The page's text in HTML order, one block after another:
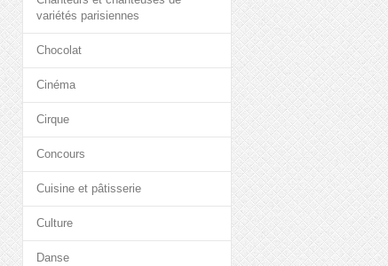
variétés parisiennes
Chocolat
Cinéma
Cirque
Concours
Cuisine et pâtisserie
Culture
Danse